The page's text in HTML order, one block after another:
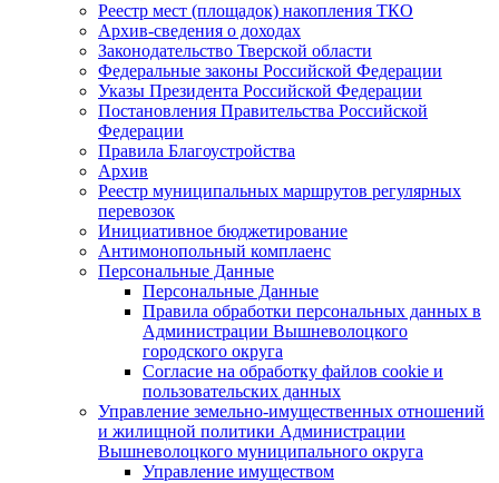
Реестр мест (площадок) накопления ТКО
Архив-сведения о доходах
Законодательство Тверской области
Федеральные законы Российской Федерации
Указы Президента Российской Федерации
Постановления Правительства Российской
Федерации
Правила Благоустройства
Архив
Реестр муниципальных маршрутов регулярных
перевозок
Инициативное бюджетирование
Антимонопольный комплаенс
Персональные Данные
Персональные Данные
Правила обработки персональных данных в
Администрации Вышневолоцкого
городского округа
Согласие на обработку файлов cookie и
пользовательских данных
Управление земельно-имущественных отношений
и жилищной политики Администрации
Вышневолоцкого муниципального округа
Управление имуществом